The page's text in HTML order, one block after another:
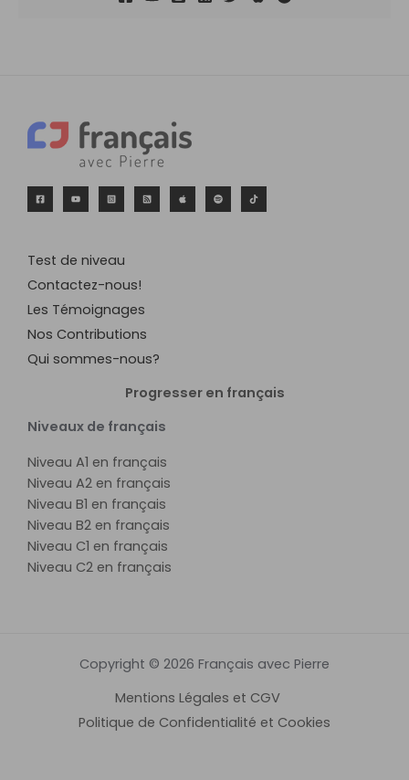
Test de niveau
Contactez-nous!
Les Témoignages
Nos Contributions
Qui sommes-nous?
Progresser en français
Niveaux de français
Niveau A1 en français
Niveau A2 en français
Niveau B1 en français
Niveau B2 en français
Niveau C1 en français
Niveau C2 en français
Copyright © 2026 Français avec Pierre
Mentions Légales et CGV
Politique de Confidentialité et Cookies